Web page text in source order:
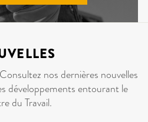
nos dernières nouvelles
développements entourant le
du Travail.